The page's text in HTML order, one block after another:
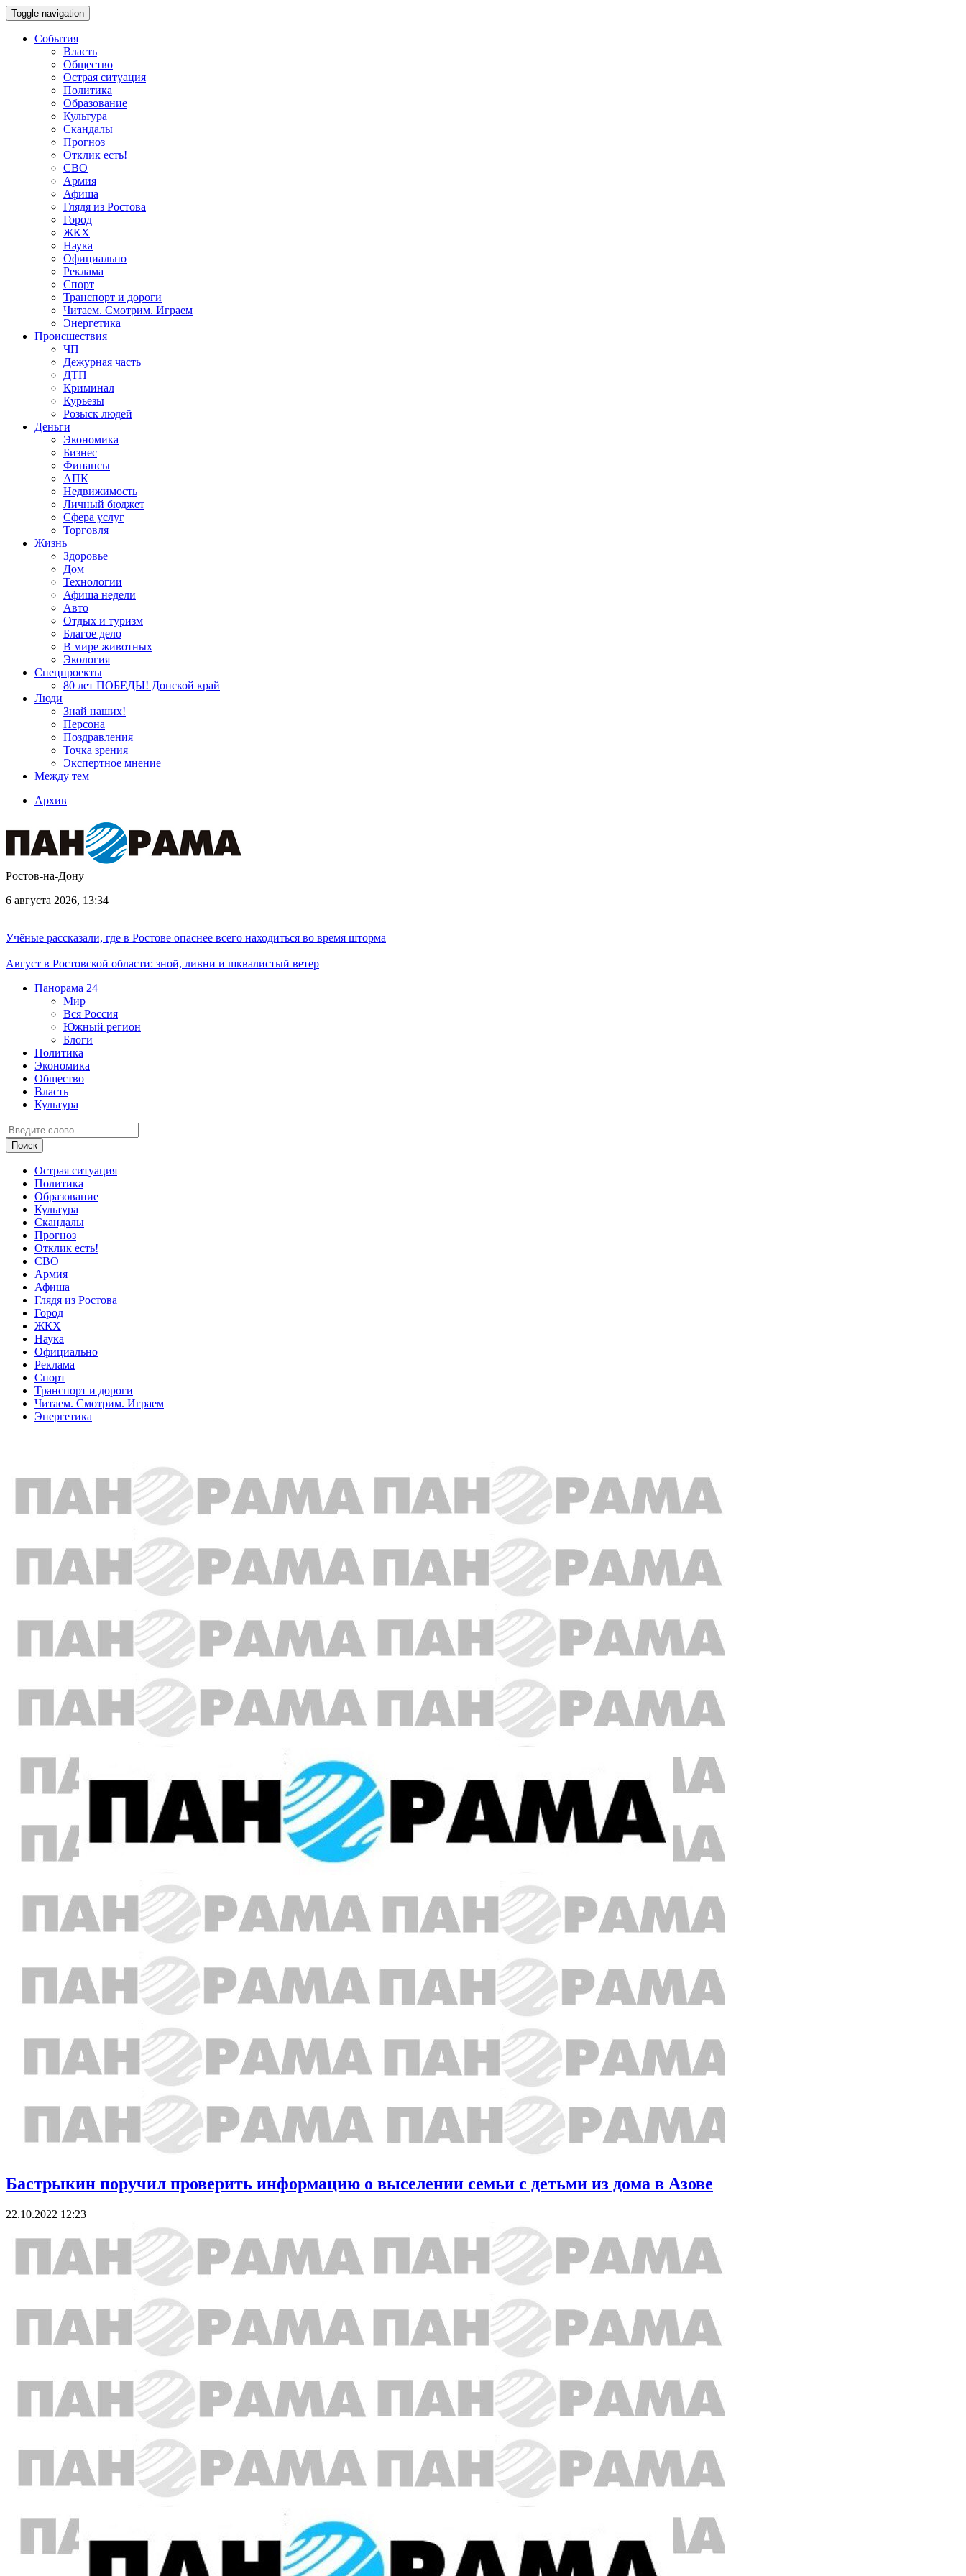
Toggle navigation
События
Власть
Общество
Острая ситуация
Политика
Образование
Культура
Скандалы
Прогноз
Отклик есть!
СВО
Армия
Афиша
Глядя из Ростова
Город
ЖКХ
Наука
Официально
Реклама
Спорт
Транспорт и дороги
Читаем. Смотрим. Играем
Энергетика
Происшествия
ЧП
Дежурная часть
ДТП
Криминал
Курьезы
Розыск людей
Деньги
Экономика
Бизнес
Финансы
АПК
Недвижимость
Личный бюджет
Сфера услуг
Торговля
Жизнь
Здоровье
Дом
Технологии
Афиша недели
Авто
Отдых и туризм
Благое дело
В мире животных
Экология
Спецпроекты
80 лет ПОБЕДЫ! Донской край
Люди
Знай наших!
Персона
Поздравления
Точка зрения
Экспертное мнение
Между тем
Архив
Ростов-на-Дону
6 августа 2026, 13:34
Учёные рассказали, где в Ростове опаснее всего находиться во время шторма
Август в Ростовской области: зной, ливни и шквалистый ветер
Панорама 24
Мир
Вся Россия
Южный регион
Блоги
Политика
Экономика
Общество
Власть
Культура
Острая ситуация
Политика
Образование
Культура
Скандалы
Прогноз
Отклик есть!
СВО
Армия
Афиша
Глядя из Ростова
Город
ЖКХ
Наука
Официально
Реклама
Спорт
Транспорт и дороги
Читаем. Смотрим. Играем
Энергетика
Бастрыкин поручил проверить информацию о выселении семьи с детьми из дома в Азове
22.10.2022 12:23